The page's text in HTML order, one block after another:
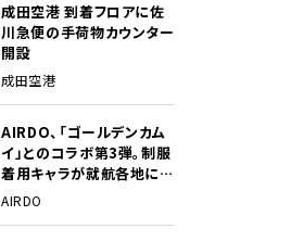
成田空港 到着フロアに佐
川急便の手荷物カウンター
開設
成田空港
AIRDO、「ゴールデンカム
イ」とのコラボ第3弾。制服
着用キャラが就航各地に登
場
AIRDO